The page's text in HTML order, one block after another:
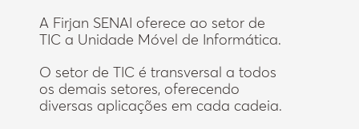
A Firjan SENAI oferece ao setor de
TIC a Unidade Móvel de Informática.
O setor de TIC é transversal a todos
os demais setores, oferecendo
diversas aplicações em cada cadeia.